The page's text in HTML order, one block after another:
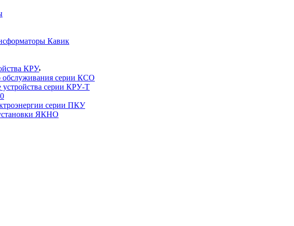
Кавик
КРУ
обслуживания серии КСО
устройства серии КРУ-Т
серии ПКУ
ЯКНО